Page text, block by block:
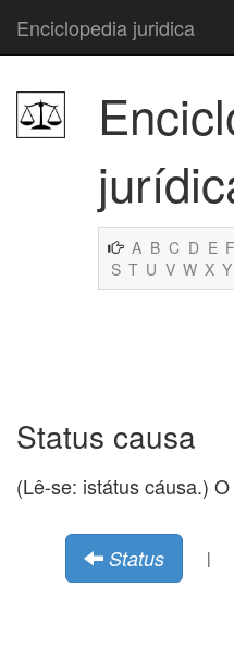
Enciclopedia juridica
A B C D E F
S T U V W X Y
Status causa
(Lê-se: istátus cáusa.) O
Status |